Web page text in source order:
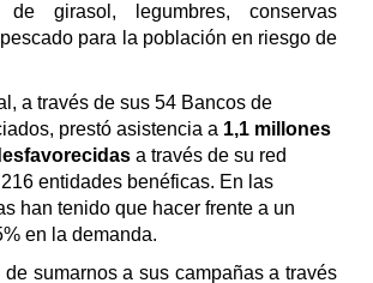
de girasol, legumbres, conservas
para la población en riesgo de
a través de sus 54 Bancos de
prestó asistencia a 1,1 millones
a través de su red
entidades benéficas. En las
han tenido que hacer frente a un
en la demanda.
de sumarnos a sus campañas a través